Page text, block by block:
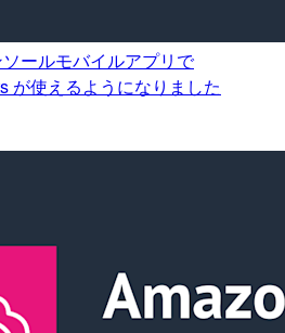
ールモバイルアプリで
が使えるようになりました